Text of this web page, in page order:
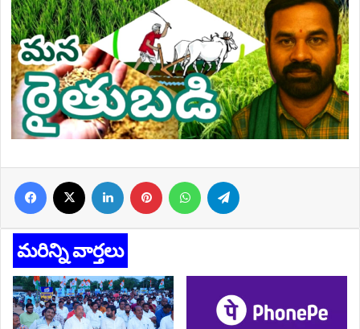
Facebook LinkedIn Pinterest WhatsApp
మరిన్ని వార్తలు